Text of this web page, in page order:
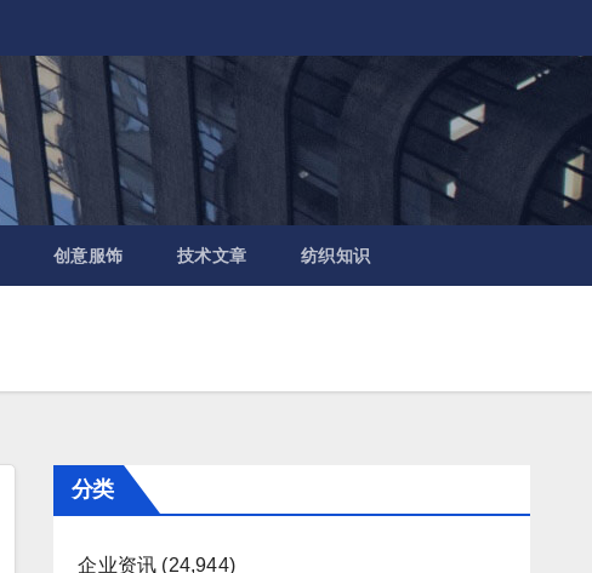
创意服饰 技术文章 纺织知识
分类
企业资讯 (24,944)